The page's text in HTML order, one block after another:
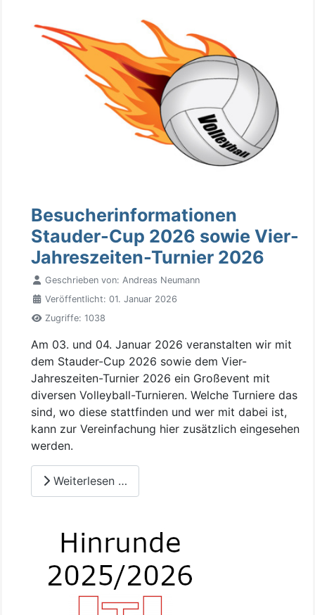
Besucherinformationen
Stauder-Cup 2026 sowie Vier-
Jahreszeiten-Turnier 2026
Geschrieben von: Andreas Neumann
Veröffentlicht: 01. Januar 2026
Zugriffe: 1038
Am 03. und 04. Januar 2026 veranstalten wir mit
dem Stauder-Cup 2026 sowie dem Vier-
Jahreszeiten-Turnier 2026 ein Großevent mit
diversen Volleyball-Turnieren. Welche Turniere das
sind, wo diese stattfinden und wer mit dabei ist,
kann zur Vereinfachung hier zusätzlich eingesehen
werden.
Weiterlesen …